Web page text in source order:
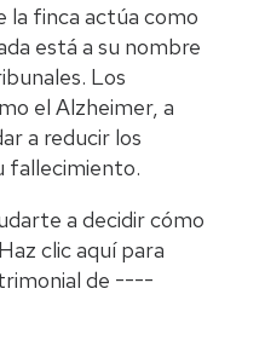
la finca actúa como
está a su nombre
Los
el Alzheimer, a
a reducir los
fallecimiento.
a decidir cómo
clic aquí para
de ----